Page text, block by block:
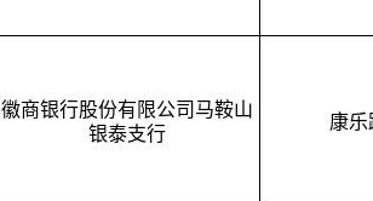
徽商银行股份有限公司马鞍山
银泰支行
康乐